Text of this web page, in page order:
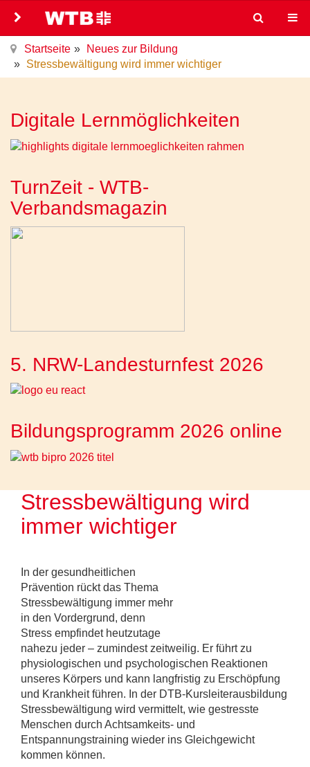
Startseite
Neues zur Bildung
Stressbewältigung wird immer wichtiger
Digitale Lernmöglichkeiten
TurnZeit - WTB-
Verbandsmagazin
5. NRW-Landesturnfest 2026
Bildungsprogramm 2026 online
Stressbewältigung wird
immer wichtiger
In der gesundheitlichen
Prävention rückt das Thema
Stressbewältigung immer mehr
in den Vordergrund, denn
Stress empfindet heutzutage
nahezu jeder – zumindest zeitweilig. Er führt zu
physiologischen und psychologischen Reaktionen
unseres Körpers und kann langfristig zu Erschöpfung
und Krankheit führen. In der DTB-Kursleiterausbildung
Stressbewältigung wird vermittelt, wie gestresste
Menschen durch Achtsamkeits- und
Entspannungstraining wieder ins Gleichgewicht
kommen können.